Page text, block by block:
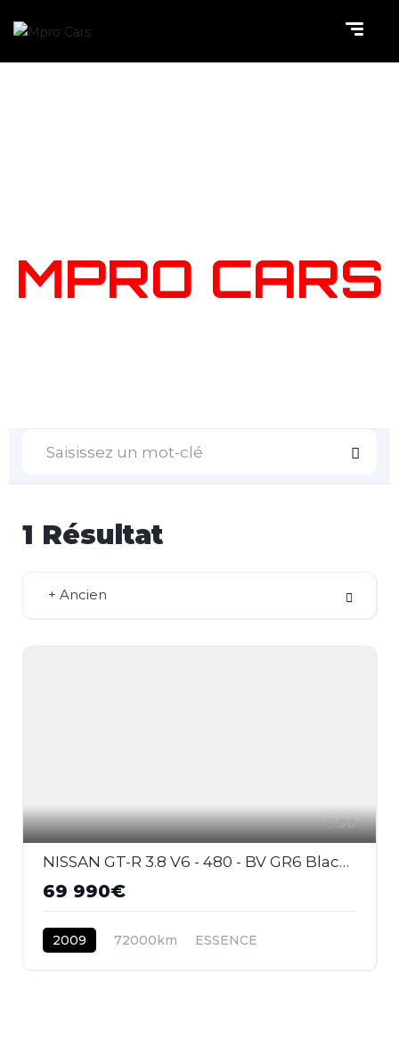
MPRO CARS
1 Résultat
+ Ancien
30
NISSAN GT-R 3.8 V6 - 480 - BV GR6 Black Edition
69 990€
2009 72000km ESSENCE